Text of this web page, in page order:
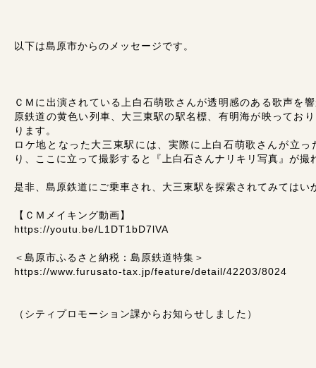
以下は島原市からのメッセージです。
ＣＭに出演されている上白石萌歌さんが透明感のある歌声を
原鉄道の黄色い列車、大三東駅の駅名標、有明海が映ってお
ります。
ロケ地となった大三東駅には、実際に上白石萌歌さんが立
り、ここに立って撮影すると『上白石さんナリキリ写真』が撮
是非、島原鉄道にご乗車され、大三東駅を探索されてみてはい
【ＣＭメイキング動画】
https://youtu.be/L1DT1bD7lVA
＜島原市ふるさと納税：島原鉄道特集＞
https://www.furusato-tax.jp/feature/detail/42203/8024
（シティプロモーション課からお知らせしました）